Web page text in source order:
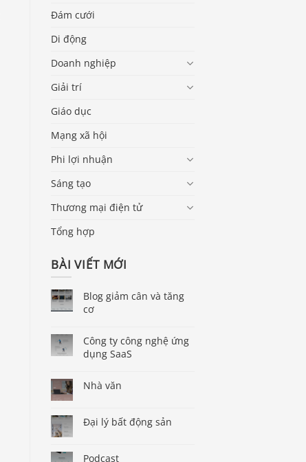
Đám cưới
Di động
Doanh nghiệp
Giải trí
Giáo dục
Mạng xã hội
Phi lợi nhuận
Sáng tạo
Thương mại điện tử
Tổng hợp
BÀI VIẾT MỚI
Blog giảm cân và tăng
cơ
Công ty công nghệ ứng
dụng SaaS
Nhà văn
Đại lý bất động sản
Podcast